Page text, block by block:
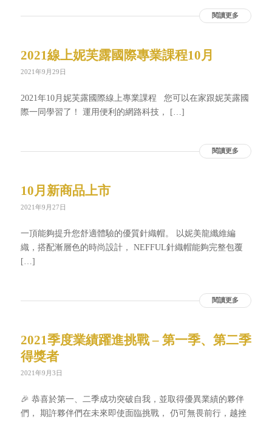
閱讀更多
2021線上妮芙露國際專業課程10月
2021年9月29日
2021年10月妮芙露國際線上專業課程 您可以在家跟妮芙露國
際一同學習了！ 運用便利的網路科技， […]
閱讀更多
10月新商品上市
2021年9月27日
一頂能夠提升您舒適體驗的優質針織帽。 以妮美龍纖維編
織，搭配漸層色的時尚設計， NEFFUL針織帽能夠完整包覆
[…]
閱讀更多
2021季度業績躍進挑戰 – 第一季、第二季
得獎者
2021年9月3日
🎉 恭喜於第一、二季成功突破自我，並取得優異業績的夥伴
們， 期許夥伴們在未來即使面臨挑戰， 仍可無畏前行，越挫